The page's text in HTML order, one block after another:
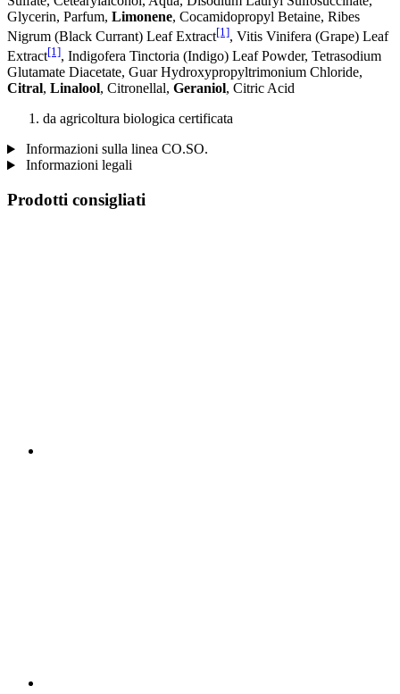
Glycerin, Parfum, Limonene, Cocamidopropyl Betaine, Ribes
Nigrum (Black Currant) Leaf Extract[1], Vitis Vinifera (Grape) Leaf
Extract[1], Indigofera Tinctoria (Indigo) Leaf Powder, Tetrasodium
Glutamate Diacetate, Guar Hydroxypropyltrimonium Chloride,
Citral, Linalool, Citronellal, Geraniol, Citric Acid
da agricoltura biologica certificata
Informazioni sulla linea CO.SO.
Informazioni legali
Prodotti consigliati